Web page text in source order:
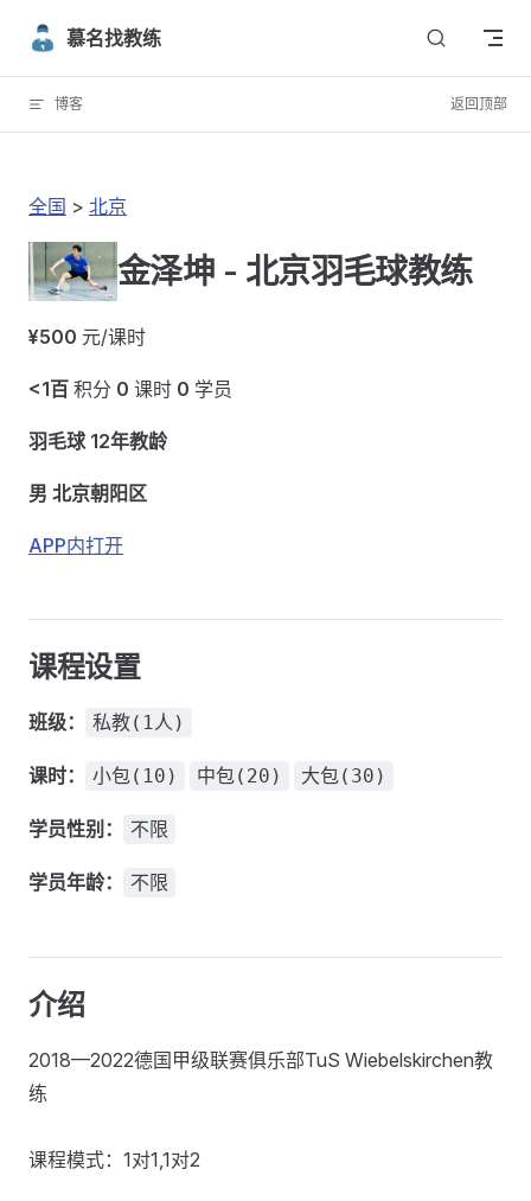
Skip to content
慕名找教练
博客 返回顶部
全国 > 北京
金泽坤 - 北京羽毛球教练
¥500 元/课时
<1百 积分 0 课时 0 学员
羽毛球 12年教龄
男 北京朝阳区
APP内打开
课程设置
班级： 私教(1人)
课时： 小包(10) 中包(20) 大包(30)
学员性别： 不限
学员年龄： 不限
介绍
2018—2022德国甲级联赛俱乐部TuS Wiebelskirchen教
练
课程模式：1对1,1对2